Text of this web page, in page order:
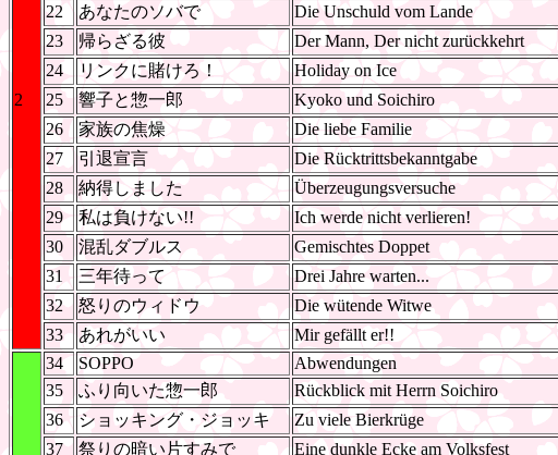
2
22
あなたのソバで
Die Unschuld vom Lande
23
帰らざる彼
Der Mann, Der nicht zurückkehrt
24
リンクに賭けろ！
Holiday on Ice
25
響子と惣一郎
Kyoko und Soichiro
26
家族の焦燥
Die liebe Familie
27
引退宣言
Die Rücktrittsbekanntgabe
28
納得しました
Überzeugungsversuche
29
私は負けない!!
Ich werde nicht verlieren!
30
混乱ダブルス
Gemischtes Doppet
31
三年待って
Drei Jahre warten...
32
怒りのウィドウ
Die wütende Witwe
33
あれがいい Mir gefällt er!!
34 SOPPO
Abwendungen
35
ふり向いた惣一郎
Rückblick mit Herrn Soichiro
36
ショッキング・ジョッキ
Zu viele Bierkrüge
37
祭りの暗い片すみで
Eine dunkle Ecke am Volksfest